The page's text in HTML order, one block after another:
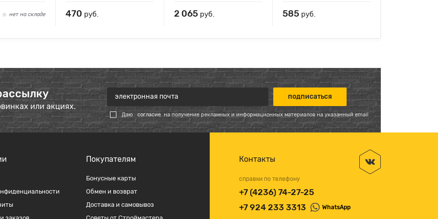
нет на складе 470 руб. 2 065 руб. 585 руб.
или акциях.
Даю согласие на получение рекламных и информационных материалов на указанный email
Контакты
справки по телефону
+7 (4236) 74-27-25
+7 924 233 3313
WhatsApp
Покупателям
Бонусные карты
Обмен и возврат
Доставка и самовывоз